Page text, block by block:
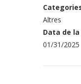
Altres
Data de
01/31/2025